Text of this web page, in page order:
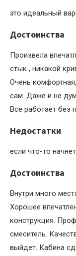
это идеальный
Достоинства
Произвела
стык , никакой
Очень
сам. Даже и не
Все работает без
Недостатки
если что-то
Достоинства
Внутри много
Хорошее
конструкция.
смеситель.
выйдет. Кабина